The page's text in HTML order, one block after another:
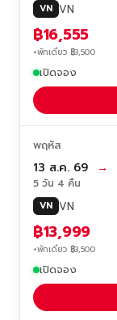
VN VN
฿16,555
+พักเดี่ยว ฿3,500
เปิดจอง
พฤหัส
13 ส.ค. 69 →
5 วัน 4 คืน
VN VN
฿13,999
+พักเดี่ยว ฿3,500
เปิดจอง